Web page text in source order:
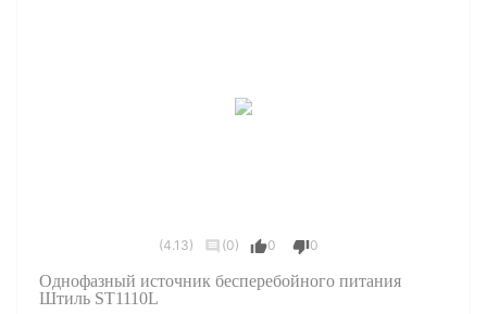
(4.13) (0) 0 0
Однофазный источник бесперебойного питания
Штиль ST1110L